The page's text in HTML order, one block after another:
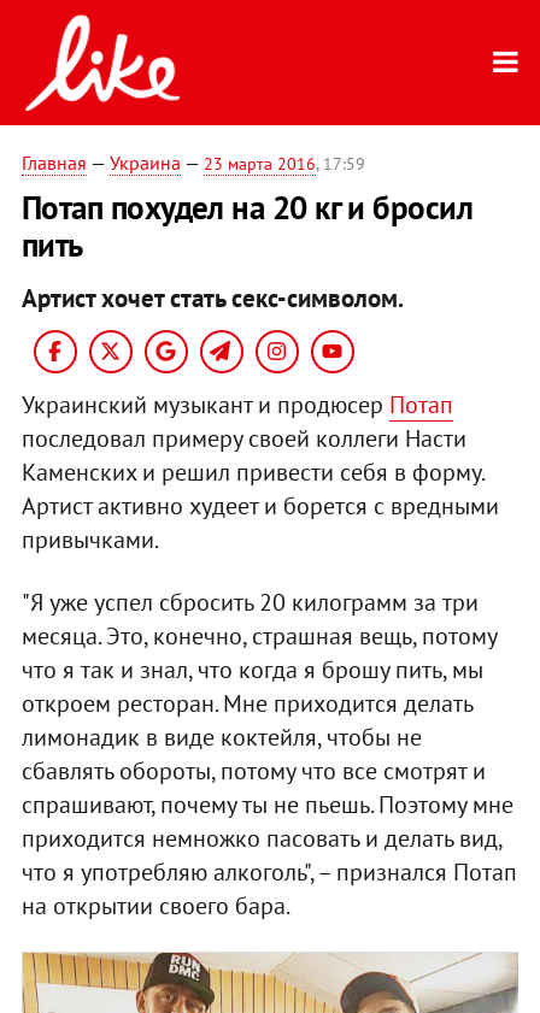
Главная — Украина — 23 марта 2016, 17:59
Потап похудел на 20 кг и бросил
пить
Артист хочет стать секс-символом.
Украинский музыкант и продюсер Потап
последовал примеру своей коллеги Насти
Каменских и решил привести себя в форму.
Артист активно худеет и борется с вредными
привычками.
"Я уже успел сбросить 20 килограмм за три
месяца. Это, конечно, страшная вещь, потому
что я так и знал, что когда я брошу пить, мы
откроем ресторан. Мне приходится делать
лимонадик в виде коктейля, чтобы не
сбавлять обороты, потому что все смотрят и
спрашивают, почему ты не пьешь. Поэтому мне
приходится немножко пасовать и делать вид,
что я употребляю алкоголь", – признался Потап
на открытии своего бара.